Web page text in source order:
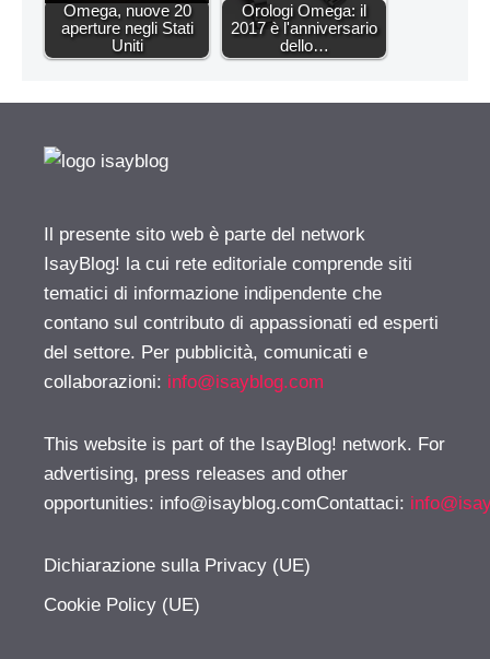
Omega, nuove 20
aperture negli Stati
Uniti
Orologi Omega: il
2017 è l'anniversario
dello…
Il presente sito web è parte del network
IsayBlog! la cui rete editoriale comprende siti
tematici di informazione indipendente che
contano sul contributo di appassionati ed esperti
del settore. Per pubblicità, comunicati e
collaborazioni: info@isayblog.com
This website is part of the IsayBlog! network. For
advertising, press releases and other
opportunities: info@isayblog.comContattaci:
Dichiarazione sulla Privacy (UE)
Cookie Policy (UE)